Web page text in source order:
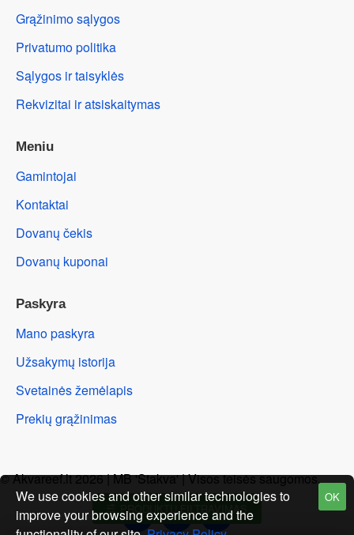
Grąžinimo sąlygos
Privatumo politika
Sąlygos ir taisyklės
Rekvizitai ir atsiskaitymas
Meniu
Gamintojai
Kontaktai
Dovanų čekis
Dovanų kuponai
Paskyra
Mano paskyra
Užsakymų istorija
Svetainės žemėlapis
Prekių grąžinimas
© Akvareef.lt 2026 | MB 'Stakva' | Visos teisės saugomos.
OK
We use cookies and other similar technologies to
improve your browsing experience and the
PRODUKTŲ FILTRAVIMAS